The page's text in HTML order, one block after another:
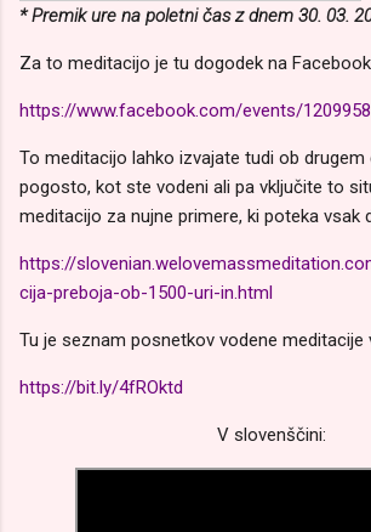
* Premik ure na poletni čas z dnem 30. 03.
Za to meditacijo je tu dogodek na
https://www.facebook.com/events/
To meditacijo lahko izvajate tudi ob drugem
pogosto, kot ste vodeni ali pa vključite to
meditacijo za nujne primere, ki poteka vsak
https://
cija-preboja-ob-1500-uri-in.html
Tu je seznam posnetkov vodene meditacije
https://bit.ly/4fROktd
V slovenščini: